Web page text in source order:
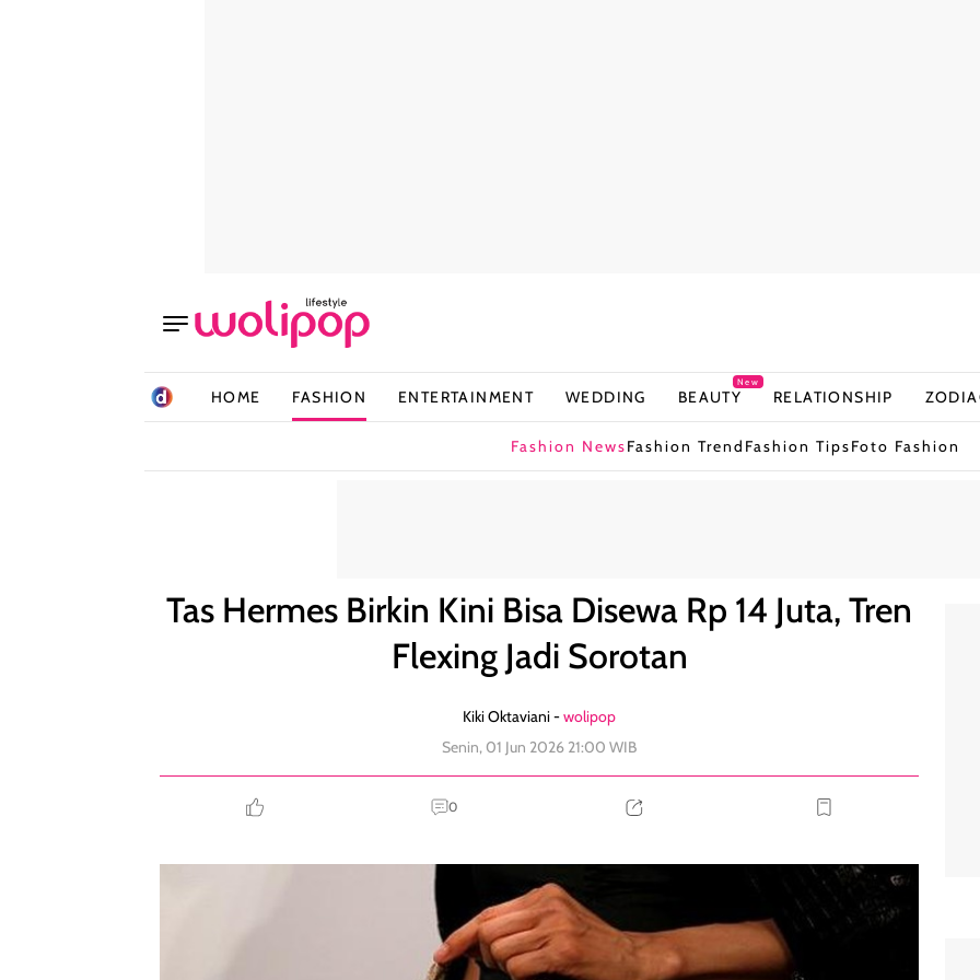
HOME FASHION ENTERTAINMENT WEDDING BEAUTY
New
RELATIONSHIP
Fashion NewsFashion Trend Fashion TipsFoto Fashion
Tas Hermes Birkin Kini Bisa Disewa Rp 14 Juta, Tren
Flexing Jadi Sorotan
Kiki Oktaviani -wolipop
Senin, 01 Jun 2026 21:00 WIB
0